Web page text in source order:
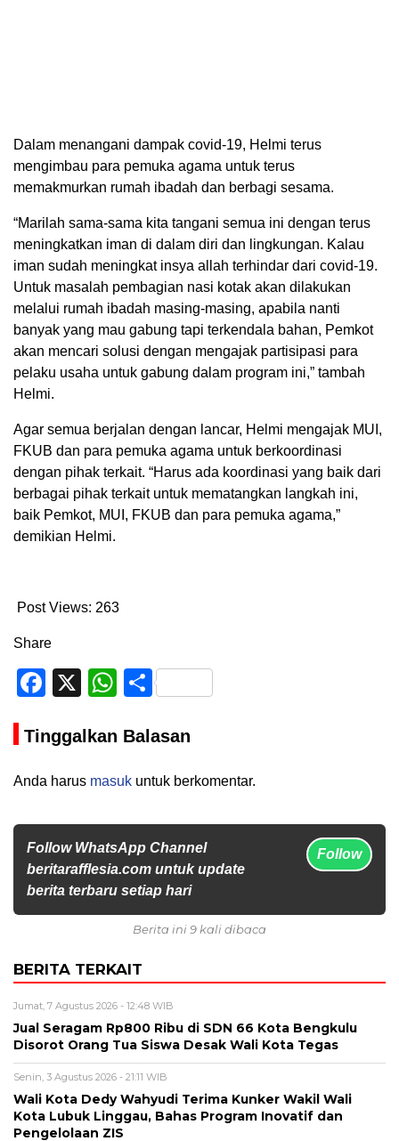
Dalam menangani dampak covid-19, Helmi terus
mengimbau para pemuka agama untuk terus
memakmurkan rumah ibadah dan berbagi sesama.
“Marilah sama-sama kita tangani semua ini dengan terus
meningkatkan iman di dalam diri dan lingkungan. Kalau
iman sudah meningkat insya allah terhindar dari covid-19.
Untuk masalah pembagian nasi kotak akan dilakukan
melalui rumah ibadah masing-masing, apabila nanti
banyak yang mau gabung tapi terkendala bahan, Pemkot
akan mencari solusi dengan mengajak partisipasi para
pelaku usaha untuk gabung dalam program ini,” tambah
Helmi.
Agar semua berjalan dengan lancar, Helmi mengajak MUI,
FKUB dan para pemuka agama untuk berkoordinasi
dengan pihak terkait. “Harus ada koordinasi yang baik dari
berbagai pihak terkait untuk mematangkan langkah ini,
baik Pemkot, MUI, FKUB dan para pemuka agama,”
demikian Helmi.
Post Views: 263
Share
Facebook
X WhatsApp
Share
Tinggalkan Balasan
Anda harus masuk untuk berkomentar.
Follow WhatsApp Channel
beritarafflesia.com untuk update
berita terbaru setiap hari
Follow
Berita ini 9 kali dibaca
BERITA TERKAIT
Jumat, 7 Agustus 2026 - 12:48 WIB
Jual Seragam Rp800 Ribu di SDN 66 Kota Bengkulu
Disorot Orang Tua Siswa Desak Wali Kota Tegas
Senin, 3 Agustus 2026 - 21:11 WIB
Wali Kota Dedy Wahyudi Terima Kunker Wakil Wali
Kota Lubuk Linggau, Bahas Program Inovatif dan
Pengelolaan ZIS